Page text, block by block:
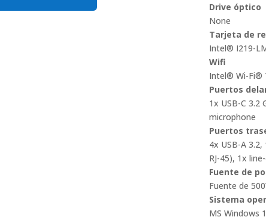
Drive óptico
None
Tarjeta de
Intel® I219-
Wifi
Intel® Wi-Fi®
Puertos
1x USB-C 3.2
microphone
Puertos
4x USB-A
RJ-45), 1x
Fuente de
Fuente de
Sistema
MS Windows